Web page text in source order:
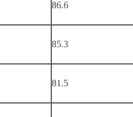
86.6
85.3
81.5